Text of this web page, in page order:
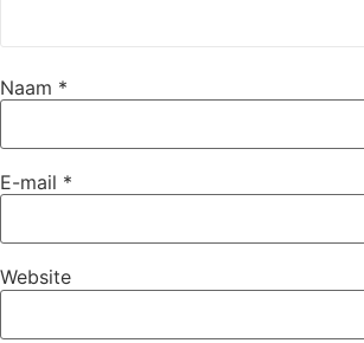
Naam *
E-mail *
Website